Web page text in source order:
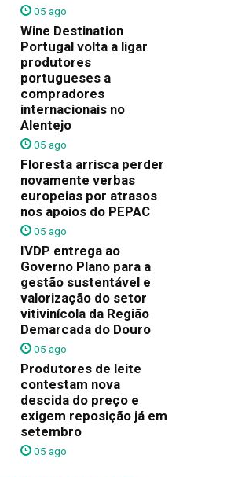
05 ago
Wine Destination
Portugal volta a ligar
produtores
portugueses a
compradores
internacionais no
Alentejo
05 ago
Floresta arrisca perder
novamente verbas
europeias por atrasos
nos apoios do PEPAC
05 ago
IVDP entrega ao
Governo Plano para a
gestão sustentável e
valorização do setor
vitivinícola da Região
Demarcada do Douro
05 ago
Produtores de leite
contestam nova
descida do preço e
exigem reposição já em
setembro
05 ago